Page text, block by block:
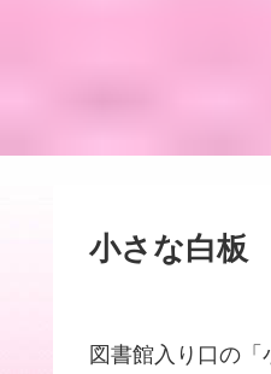
小さな白板
図書館入り口の